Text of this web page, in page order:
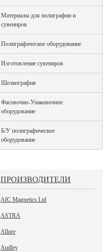
Материалы для полиграфии и
сувениров
Полиграфическое оборудование
Изготовление сувениров
Шелкография
Фасовочно-Упаковочное
оборудование
Б/У полиграфическое
оборудование
ПРОИЗВОДИТЕЛИ
AIC Magnetics Ltd
ASTRA
Allure
Audley